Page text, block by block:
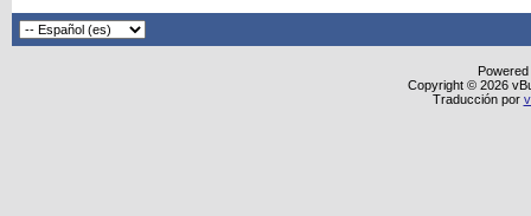
Copyright © 2026
Traducción por